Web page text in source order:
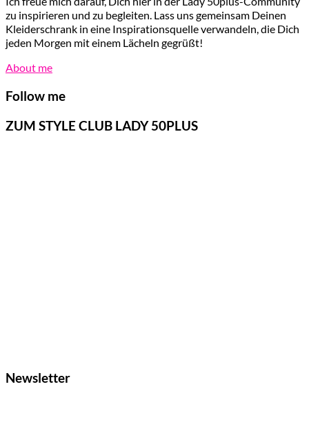
zu inspirieren und zu begleiten. Lass uns gemeinsam Deinen
Kleiderschrank in eine Inspirationsquelle verwandeln, die Dich
jeden Morgen mit einem Lächeln gegrüßt!
About me
Follow me
ZUM STYLE CLUB LADY 50PLUS
Newsletter